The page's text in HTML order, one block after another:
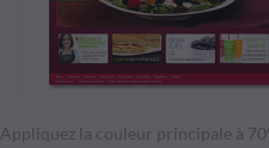
Appliquez la couleur principale à